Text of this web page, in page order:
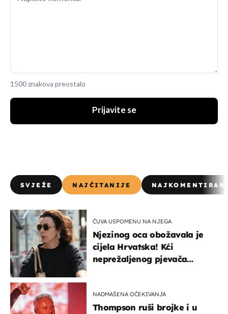
1500 znakova preostalo
Prijavite se
SVJEŽE NAJČITANIJE
ČUVA USPOMENU NA NJEGA
Njezinog oca obožavala je
cijela Hrvatska! Kći
neprežaljenog pjevača
NADMAŠENA OČEKIVANJA
Thompson ruši brojke i u